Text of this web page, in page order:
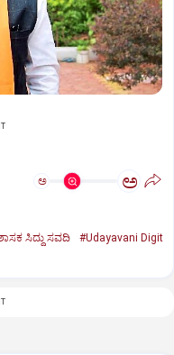
ಅ ಅ
ಸಿದ್ದು ಸವದಿ
#Udayavani Digit